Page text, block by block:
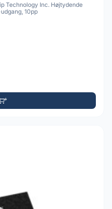
Technology Inc. Højtydende
10pp